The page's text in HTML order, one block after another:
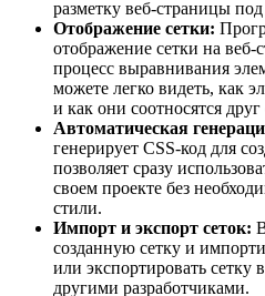
разметку веб-страницы
Отображение сетки:
отображение сетки на веб-
процесс выравнивания
можете легко видеть, как
и как они соотносятся
Автоматическая
генерирует CSS-код для
позволяет сразу
своем проекте без
стили.
Импорт и экспорт сеток:
созданную сетку и
или экспортировать сетку
другими разработчиками.